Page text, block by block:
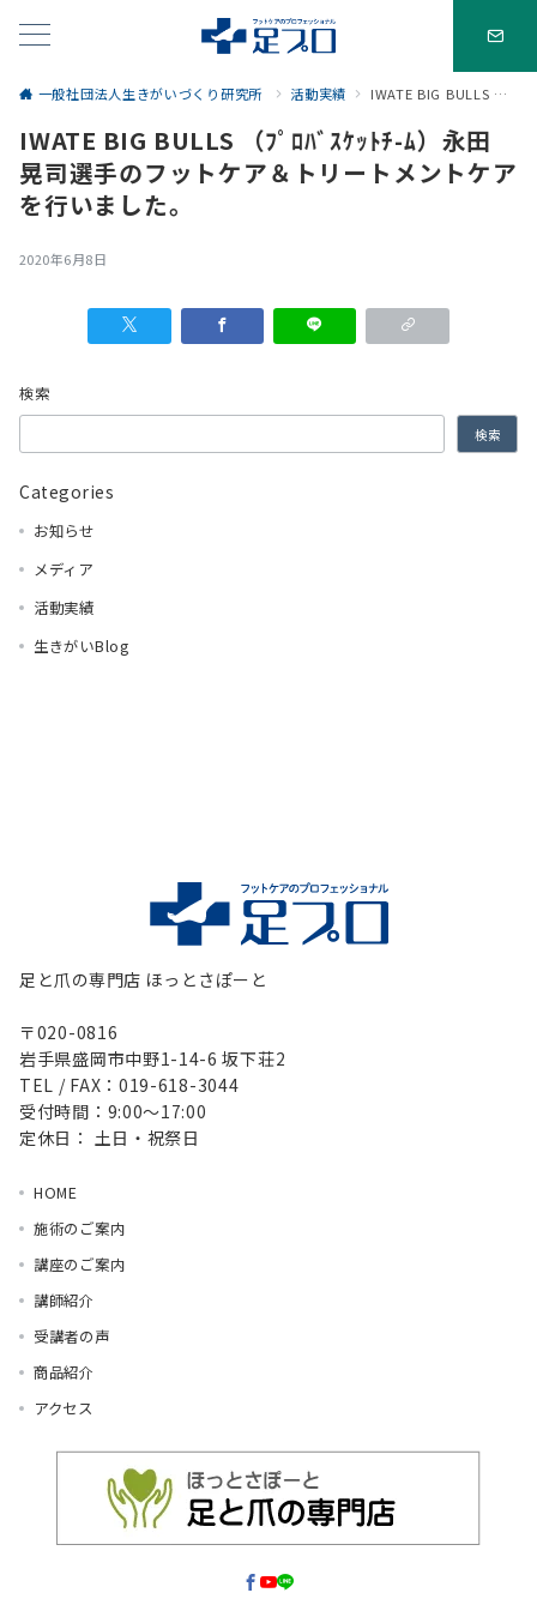
一般社団法人生きがいづくり研究所 活動実績 IWATE BIG BULLS （ﾌﾟﾛﾊﾞｽｹｯﾄﾁ-ﾑ）永田 晃司選手のフットケア＆トリートメントケアを行いました。
IWATE BIG BULLS （ﾌﾟﾛﾊﾞｽｹｯﾄﾁ-ﾑ）永田
晃司選手のフットケア＆トリートメントケア
を行いました。
2020年6月8日
検索
検索
Categories
お知らせ
メディア
活動実績
生きがいBlog
足と爪の専門店 ほっとさぽーと
〒020-0816
岩手県盛岡市中野1-14-6 坂下荘2
TEL / FAX：019-618-3044
受付時間：9:00～17:00
定休日： 土日・祝祭日
HOME
施術のご案内
講座のご案内
講師紹介
受講者の声
商品紹介
アクセス